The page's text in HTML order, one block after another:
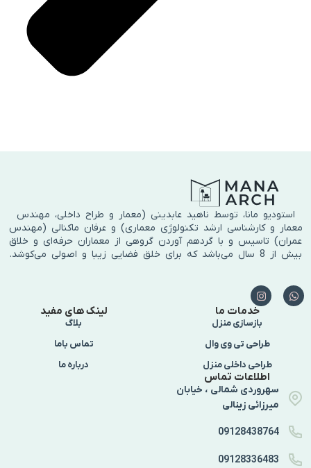
استودیو مانا، توسط ناهید عابدینی (معمار و طراح داخلی، مهندس
معمار و کارشناسی ارشد تکنولوژی معماری) و عرفان ماکنالی (مهندس
عمران) تاسیس و با گردهم آوردن گروهی از معماران حرفه‌ای و خلاق
بیش از 8 سال می‌باشد که برای خلق فضایی زیبا و اصولی می‌کوشد.
خدمات ما
بازسازی منزل
طراحی تی وی وال
طراحی داخلی منزل
لینک های مفید
بلاگ
تماس باما
درباره ما
اطلاعات تماس
سهروردی شمالی ، خیابان
میرزائی زینالی
09128438764
09128336483